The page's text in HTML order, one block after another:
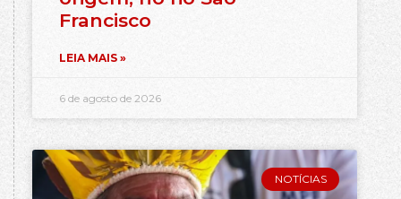
Francisco
LEIA MAIS »
6 de agosto de 2026
NOTÍCIAS